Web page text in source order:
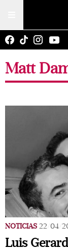
Matt
NOTICIAS 22/04/
Luis